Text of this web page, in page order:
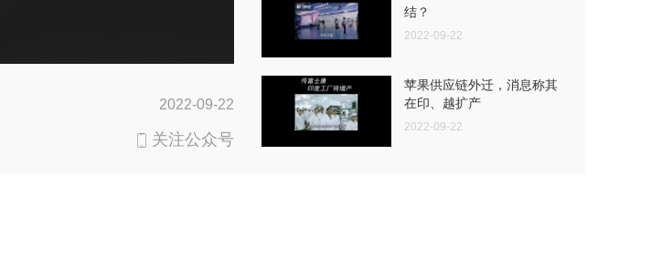
2022-09-22
关注公众号
结？
2022-09-22
苹果供应链外迁，消息称其
在印、越扩产
2022-09-22